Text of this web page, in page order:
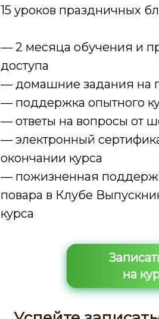
15 уроков праздничных
— 2 месяца обучения и
доступа
— домашние задания на
— поддержка опытного
— ответы на вопросы от
— электронный
окончании курса
— пожизненная
повара в Клубе
курса
на